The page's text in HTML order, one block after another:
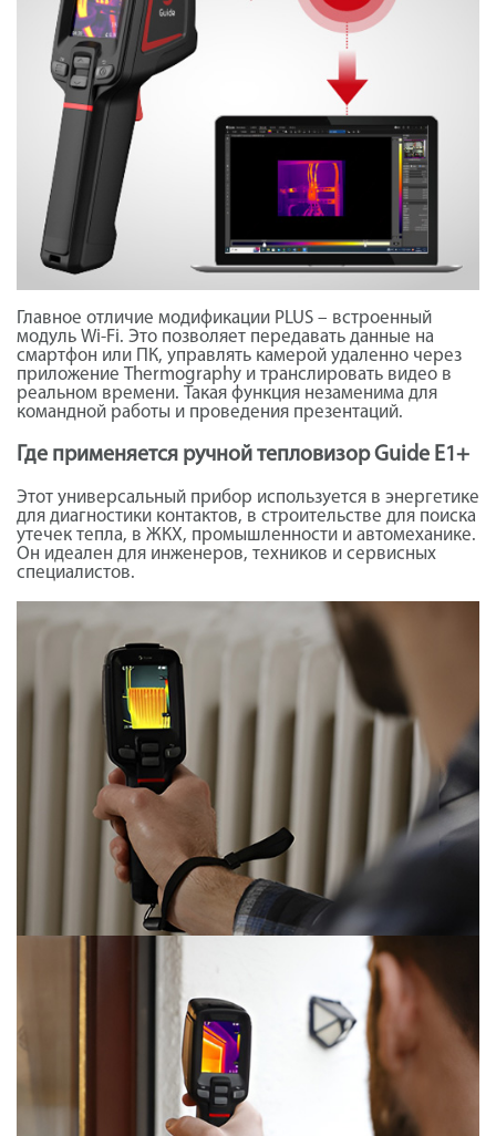
Главное отличие модификации PLUS – встроенный
модуль Wi-Fi. Это позволяет передавать данные на
смартфон или ПК, управлять камерой удаленно через
приложение Thermography и транслировать видео в
реальном времени. Такая функция незаменима для
командной работы и проведения презентаций.
Где применяется ручной тепловизор Guide E1+
Этот универсальный прибор используется в энергетике
для диагностики контактов, в строительстве для поиска
утечек тепла, в ЖКХ, промышленности и автомеханике.
Он идеален для инженеров, техников и сервисных
специалистов.